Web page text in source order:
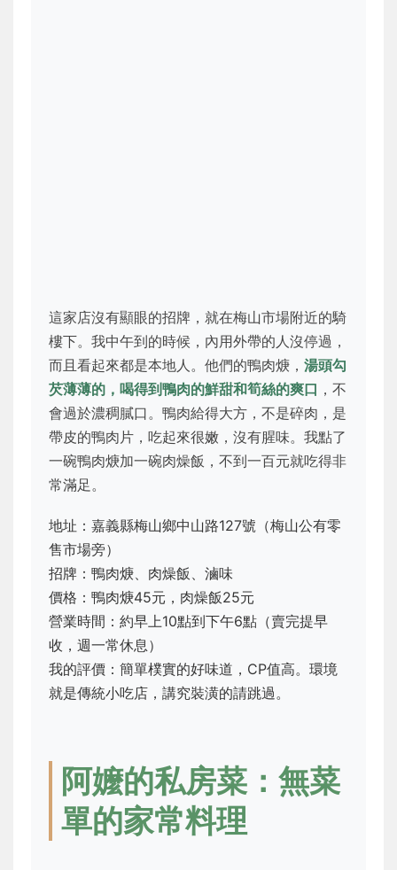
這家店沒有顯眼的招牌，就在梅山市場附近的騎
樓下。我中午到的時候，內用外帶的人沒停過，
而且看起來都是本地人。他們的鴨肉焿， 湯頭勾
芡薄薄的，喝得到鴨肉的鮮甜和筍絲的爽口 ，不
會過於濃稠膩口。鴨肉給得大方，不是碎肉，是
帶皮的鴨肉片，吃起來很嫩，沒有腥味。我點了
一碗鴨肉焿加一碗肉燥飯，不到一百元就吃得非
常滿足。
地址：嘉義縣梅山鄉中山路127號（梅山公有零
售市場旁）
招牌：鴨肉焿、肉燥飯、滷味
價格：鴨肉焿45元，肉燥飯25元
營業時間：約早上10點到下午6點（賣完提早
收，週一常休息）
我的評價：簡單樸實的好味道，CP值高。環境
就是傳統小吃店，講究裝潢的請跳過。
阿嬤的私房菜：無菜
單的家常料理